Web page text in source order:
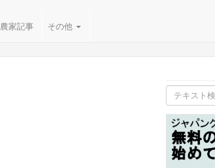
農家記事 その他